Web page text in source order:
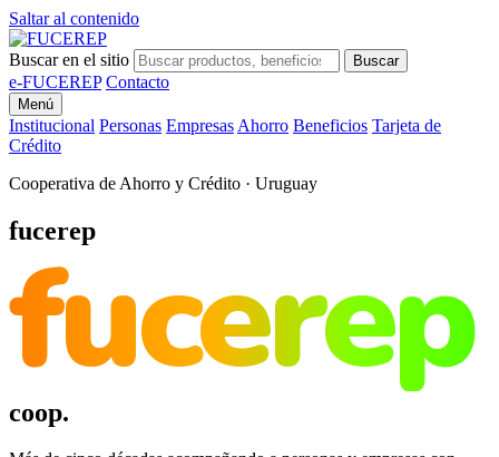
Saltar al contenido
Buscar en el sitio Buscar
e-FUCEREP Contacto
Menú
Institucional Personas Empresas Ahorro Beneficios Tarjeta de
Crédito
Cooperativa de Ahorro y Crédito · Uruguay
fucerep
fucerep
coop.